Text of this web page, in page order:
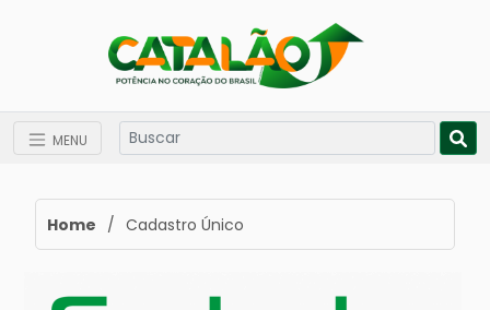
MENU
Home / Cadastro Único